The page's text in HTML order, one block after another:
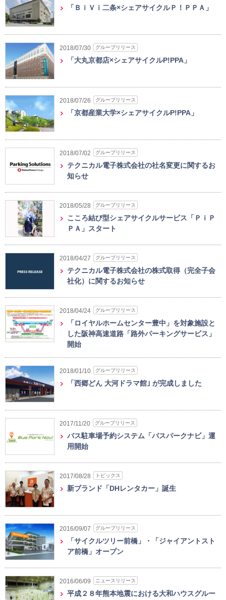
「ＢｉＶｉ二条×シェアサイクルＰ！ＰＰＡ」
2018/07/30 グループリリース
「大丸京都店×シェアサイクルP!PPA」
2018/07/26 グループリリース
「京都産業大学×シェアサイクルP!PPA」
2018/07/02 グループリリース
テクニカル電子株式会社の社名変更に関するお
知らせ
2018/05/28 グループリリース
こころ結び型シェアサイクルサービス「ＰｉＰ
ＰＡ」スタート
2018/04/27 グループリリース
テクニカル電子株式会社の株式取得（完全子会
社化）に関するお知らせ
2018/04/24 グループリリース
「ロイヤルホームセンター豊中」を対象施設と
した阪神高速道路「路外パーキングサービス」
開始
2018/01/10 グループリリース
「西郷どん 大河ドラマ館｣ が完成しました
2017/11/20 グループリリース
バス駐車場予約システム「バスパークナビ」運
用開始
2017/08/28 トピックス
新ブランド「DHレンタカー」誕生
2016/09/07 グループリリース
「サイクルツリー前橋」・「ジャイアントスト
ア前橋」オープン
2016/06/09 ニュースリリース
平成２８年熊本地震における大和ハウスグルー